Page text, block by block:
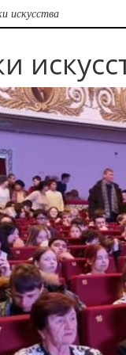
искусства